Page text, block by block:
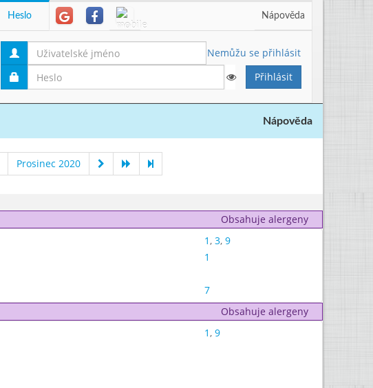
Heslo Nápověda
Nemůžu se přihlásit
Nápověda
Prosinec 2020
Obsahuje alergeny
1, 3, 9
1
7
Obsahuje alergeny
1, 9